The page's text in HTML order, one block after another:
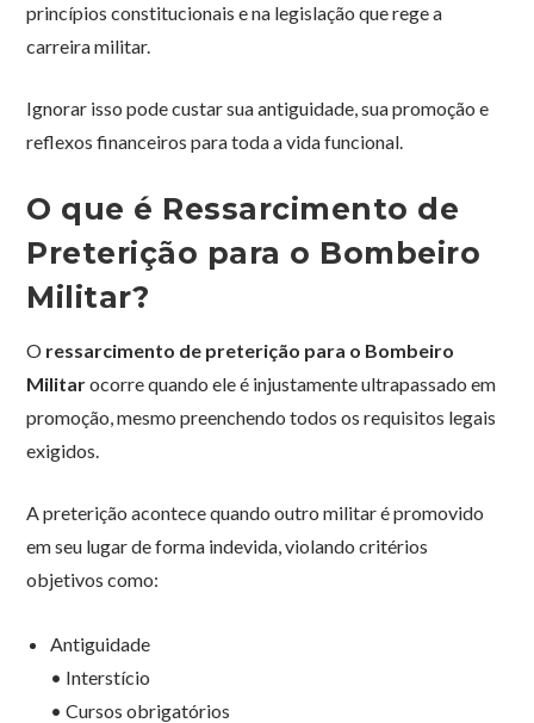
princípios constitucionais e na legislação que rege a
carreira militar.
Ignorar isso pode custar sua antiguidade, sua promoção e
reflexos financeiros para toda a vida funcional.
O que é Ressarcimento de
Preterição para o Bombeiro
Militar?
O ressarcimento de preterição para o Bombeiro
Militarocorre quando ele é injustamente ultrapassado em
promoção, mesmo preenchendo todos os requisitos legais
exigidos.
A preterição acontece quando outro militar é promovido
em seu lugar de forma indevida, violando critérios
objetivos como:
Antiguidade
• Interstício
• Cursos obrigatórios